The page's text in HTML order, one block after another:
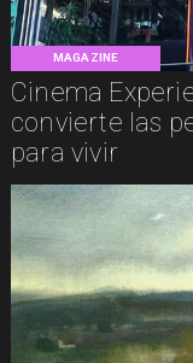
MAGAZINE
Cinema
convierte las
para vivir